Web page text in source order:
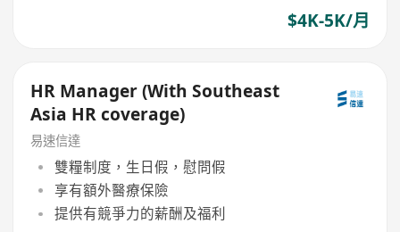
$4K-5K/月
HR Manager (With Southeast
Asia HR coverage)
易速信達
雙糧制度，生日假，慰問假
享有額外醫療保險
提供有競爭力的薪酬及福利